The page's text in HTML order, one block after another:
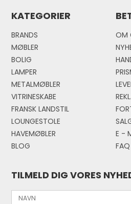
KATEGORIER
BRANDS
MØBLER
BOLIG
LAMPER
METALMØBLER
VITRINESKABE
FRANSK LANDSTIL
LOUNGESTOLE
HAVEMØBLER
BLOG
OM
E -
FAQ
TILMELD DIG VORES